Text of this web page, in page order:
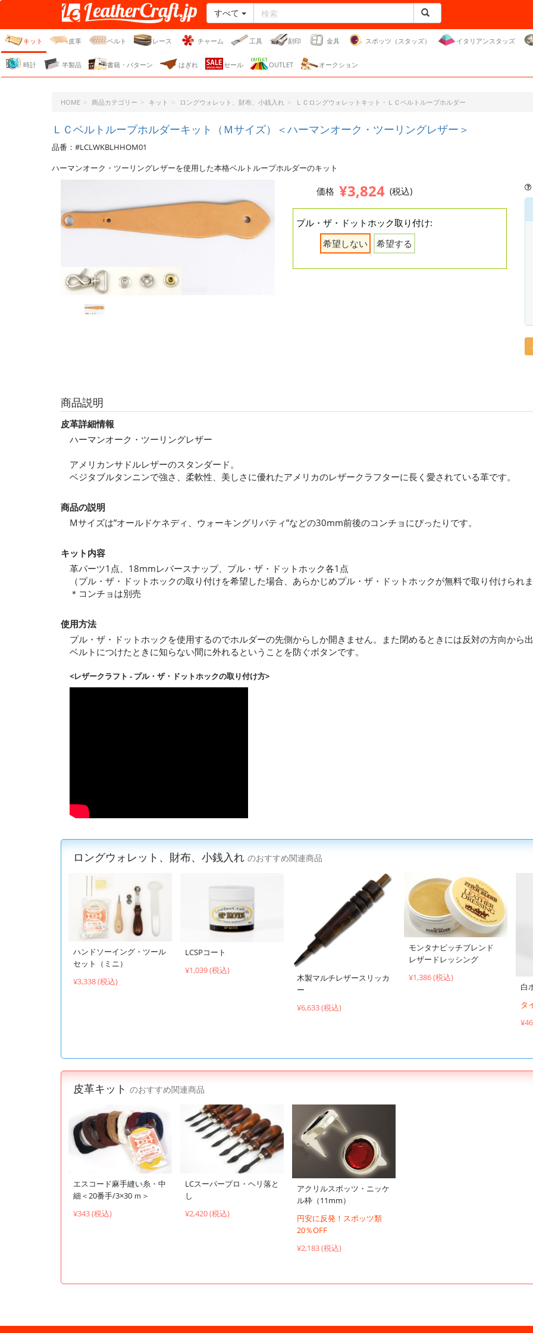
レザークラフト・ドット・
ジェーピー
すべて
キット 皮革 ベルト レース チャーム 工具 刻印 金具 スポッツ（スタッズ） イタリアンスタッズ
時計 半製品 書籍・パターン はぎれ セール OUTLET オークション
HOME 商品カテゴリー キット ロングウォレット、財布、小銭入れ ＬＣロングウォレットキット・ＬＣベルトループホルダー
ＬＣベルトループホルダーキット（Ｍサイズ）＜ハーマンオーク・ツーリングレザー＞
品番：#LCLWKBLHHOM01
ハーマンオーク・ツーリングレザーを使用した本格ベルトループホルダーのキット
価格 ¥3,824 (税込)
プル・ザ・ドットホック取り付け:
希望しない
希望する
商品説明
皮革詳細情報
ハーマンオーク・ツーリングレザー
アメリカンサドルレザーのスタンダード。
ベジタブルタンニンで強さ、柔軟性、美しさに優れたアメリカのレザークラフターに長く愛されている革です。
商品の説明
Mサイズは”オールドケネディ、ウォーキングリバティ”などの30mm前後のコンチョにぴったりです。
キット内容
革パーツ1点、18mmレバースナップ、プル・ザ・ドットホック各1点
（プル・ザ・ドットホックの取り付けを希望した場合、あらかじめプル・ザ・ドットホックが無料で取り付けられま
＊コンチョは別売
使用方法
プル・ザ・ドットホックを使用するのでホルダーの先側からしか開きません。また閉めるときには反対の方向から出
ベルトにつけたときに知らない間に外れるということを防ぐボタンです。
<レザークラフト - プル・ザ・ドットホックの取り付け方>
ロングウォレット、財布、小銭入れ のおすすめ関連商品
ハンドソーイング・ツール
セット（ミニ）
¥3,338 (税込)
LCSPコート
¥1,039 (税込)
木製マルチレザースリッカ
ー
¥6,633 (税込)
モンタナピッチブレンド
レザードレッシング
¥1,386 (税込)
白
タ
皮革キット のおすすめ関連商品
エスコード麻手縫い糸・中
細＜20番手/3×30 ｍ＞
¥343 (税込)
LCスーパープロ・ヘリ落と
し
¥2,420 (税込)
アクリルスポッツ・ニッケ
ル枠（11mm）
円安に反発！スポッツ類
20％OFF
¥2,183 (税込)